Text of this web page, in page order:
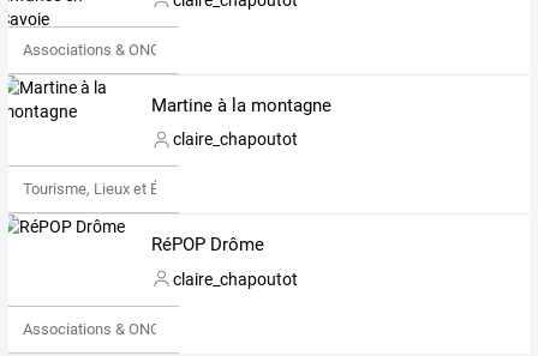
Associations & ONG
Martine à la montagne
claire_chapoutot
Tourisme, Lieux et Événements
RéPOP Drôme
claire_chapoutot
Associations & ONG